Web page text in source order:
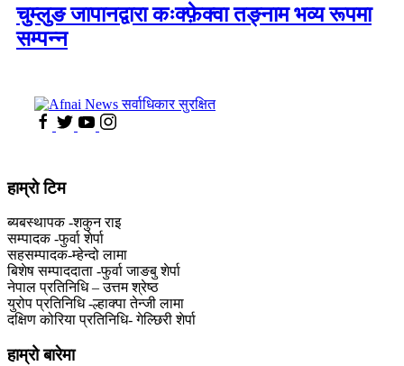
चुम्लुङ जापानद्वारा कःक्फ़ेक्वा तङ्नाम भव्य रूपमा
सम्पन्न
हाम्राे टिम
ब्यबस्थापक -शकुन राइ
सम्पादक -फुर्वा शेर्पा
सहसम्पादक-म्हेन्दो लामा
‍बिशेष सम्पाददाता -फुर्वा जा‌ङबु शेर्पा
नेपाल प्रतिनिधि – उत्तम श्रेष्ठ
युरोप प्रतिनिधि -ल्हाक्पा तेन्जी लामा
दक्षिण कोरिया प्रतिनिधि- गेल्छिरी शेर्पा
हाम्रो बारेमा